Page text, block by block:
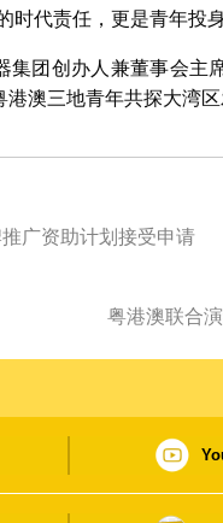
时代责任，更是青年投
集团创办人兼董事会主
澳三地青年共探大湾区
广资助计划接受申请